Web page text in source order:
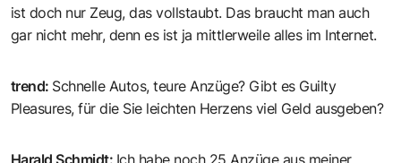
ist doch nur Zeug, das vollstaubt. Das braucht man auch
gar nicht mehr, denn es ist ja mittlerweile alles im Internet.
trend: Schnelle Autos, teure Anzüge? Gibt es Guilty
Pleasures, für die Sie leichten Herzens viel Geld ausgeben?
Harald Schmidt: Ich habe noch 25 Anzüge aus meiner